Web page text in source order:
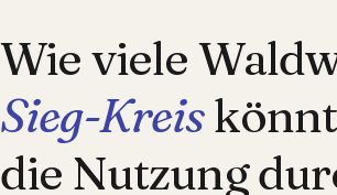
Wie viele
Sieg-Kreis
die Nutzung